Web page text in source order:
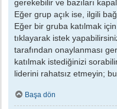
gerekebilir ve bazıları
Eğer grup açık ise, ilgili
Eğer bir gruba katılmak
tıklayarak istek
tarafından onaylanması
katılmak istediğinizi
liderini rahatsız etmeyin;
Başa dön